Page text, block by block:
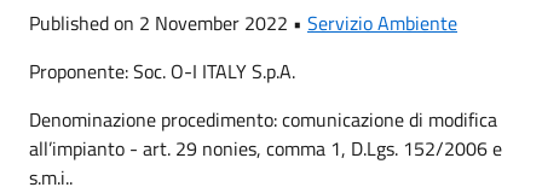
Published on 2 November 2022 • Servizio Ambiente
Proponente: Soc. O-I ITALY S.p.A.
Denominazione procedimento: comunicazione di modifica
all’impianto - art. 29 nonies, comma 1, D.Lgs. 152/2006 e
s.m.i..